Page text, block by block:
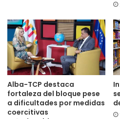
Alba-TCP destaca
fortaleza del bloque pese
a dificultades por medidas
coercitivas